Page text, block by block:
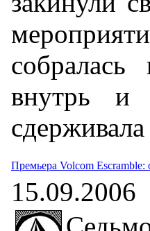
внутрь и
Премьера Volcom Escramble:
15.09.2006